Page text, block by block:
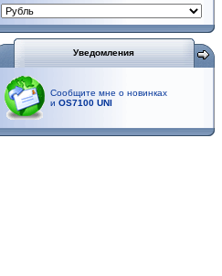
Уведомления
Сообщите мне о новинках
и OS7100 UNI